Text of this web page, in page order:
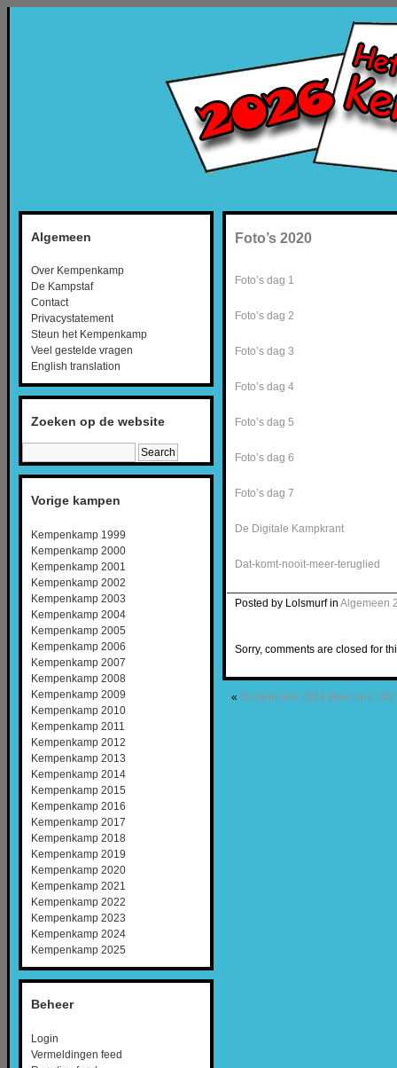
Algemeen
Over Kempenkamp
De Kampstaf
Contact
Privacystatement
Steun het Kempenkamp
Veel gestelde vragen
English translation
Zoeken op de website
Vorige kampen
Kempenkamp 1999
Kempenkamp 2000
Kempenkamp 2001
Kempenkamp 2002
Kempenkamp 2003
Kempenkamp 2004
Kempenkamp 2005
Kempenkamp 2006
Kempenkamp 2007
Kempenkamp 2008
Kempenkamp 2009
Kempenkamp 2010
Kempenkamp 2011
Kempenkamp 2012
Kempenkamp 2013
Kempenkamp 2014
Kempenkamp 2015
Kempenkamp 2016
Kempenkamp 2017
Kempenkamp 2018
Kempenkamp 2019
Kempenkamp 2020
Kempenkamp 2021
Kempenkamp 2022
Kempenkamp 2023
Kempenkamp 2024
Kempenkamp 2025
Beheer
Login
Vermeldingen feed
Foto’s 2020
Foto’s dag 1
Foto’s dag 2
Foto’s dag 3
Foto’s dag 4
Foto’s dag 5
Foto’s dag 6
Foto’s dag 7
De Digitale Kampkrant
Dat-komt-nooit-meer-teruglied
Posted by Lolsmurf in Algemeen
Sorry, comments are closed for
« Gastenboek 2021 Brochure